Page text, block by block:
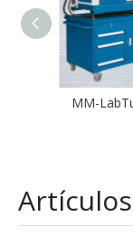
MM-